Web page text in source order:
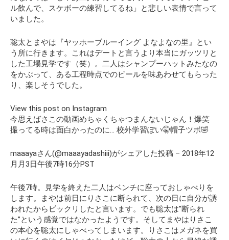
ル飲んで、スケボーの練習してるね」と悲しい表情で言って
いました。
聡太とまやは『ヤッホーブルーイング よなよなの里』とい
う所に行きます。これはデートと言うより本当にガッツリと
した工場見学です（笑）。二人はシャンプーハットみたなの
をかぶって、ある工程時点でのビールを味あわせてもらった
り、楽しそうでした。
View this post on Instagram
今思えばさこの動画めちゃくちゃつまんないじゃん！爆笑
撮ってる時は面白かったのに… 校外学習ぽい🤫帽子ツボ🤣
maaayaさん(@maaayadashiii)がシェアした投稿 – 2018年12
月月3日午後7時16分PST
午後7時。見学を終えた二人はベンチに座っておしゃべりを
します。まやは前日にりさこに断られて、次の日に自分が誘
われたからビックリしたと言います。でも聡太は”断られ
た”という感覚ではなかったようです。そしてまやはりさこ
の本心を聡太にしゃべってしまいます。りさこはメガネを買